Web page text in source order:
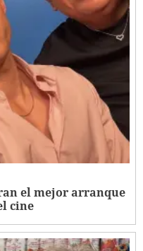
el mejor arranque
cine